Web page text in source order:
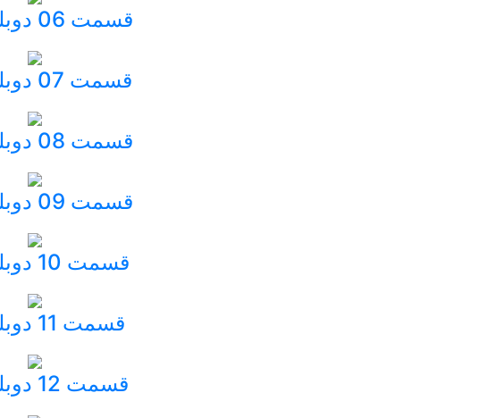
قسمت 06 دوبله
قسمت 07 دوبله
‫قسمت 08 دوبله
‫قسمت 09 دوبله
قسمت 10 دوبله
‫قسمت 11 دوبله
‫قسمت 12 دوبله